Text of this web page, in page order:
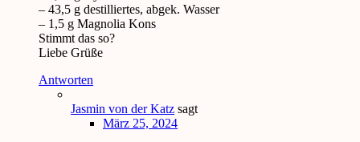
– 43,5 g destilliertes, abgek. Wasser
– 1,5 g Magnolia Kons
Stimmt das so?
Liebe Grüße
Antworten
Jasmin von der Katz sagt
März 25, 2024